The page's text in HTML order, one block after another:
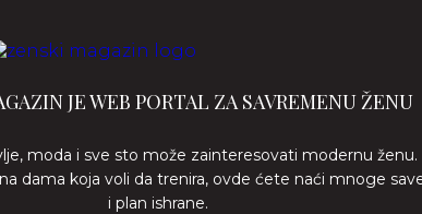
JE WEB PORTAL ZA SAVREMENU ŽENU
moda i sve sto može zainteresovati modernu
dama koja voli da trenira, ovde ćete naći mnoge
i plan ishrane.